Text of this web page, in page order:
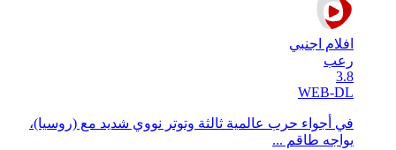
افلام اجنبي
رعب
3.8
WEB-DL
في أجواء حرب عالمية ثالثة وتوتر نووي شديد مع (روسيا)،
يواجه طاقم ...